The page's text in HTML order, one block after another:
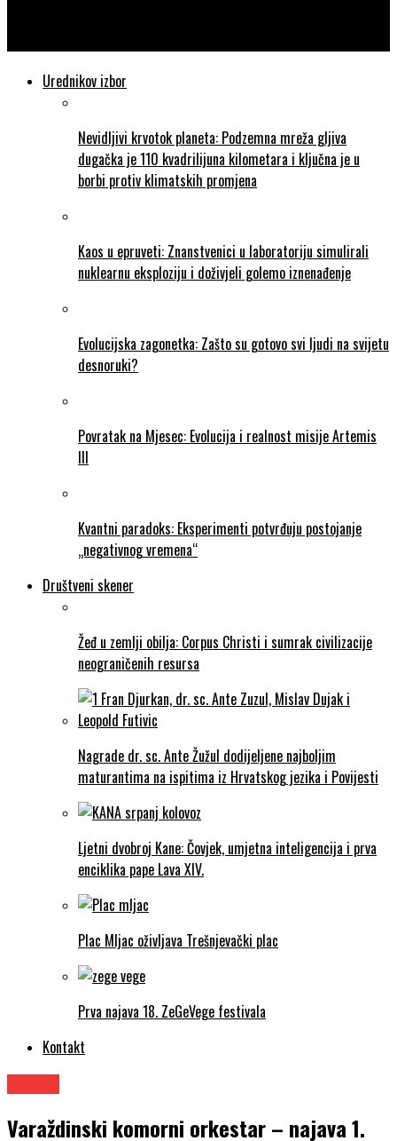
Urednikov izbor
Nevidljivi krvotok planeta: Podzemna mreža gljiva
dugačka je 110 kvadrilijuna kilometara i ključna je u
borbi protiv klimatskih promjena
Kaos u epruveti: Znanstvenici u laboratoriju simulirali
nuklearnu eksploziju i doživjeli golemo iznenađenje
Evolucijska zagonetka: Zašto su gotovo svi ljudi na svijetu
desnoruki?
Povratak na Mjesec: Evolucija i realnost misije Artemis
III
Kvantni paradoks: Eksperimenti potvrđuju postojanje
„negativnog vremena“
Društveni skener
Žeđ u zemlji obilja: Corpus Christi i sumrak civilizacije
neograničenih resursa
Nagrade dr. sc. Ante Žužul dodijeljene najboljim
maturantima na ispitima iz Hrvatskog jezika i Povijesti
Ljetni dvobroj Kane: Čovjek, umjetna inteligencija i prva
enciklika pape Lava XIV.
Plac Mljac oživljava Trešnjevački plac
Prva najava 18. ZeGeVege festivala
Kontakt
Varaždinski komorni orkestar – najava 1.